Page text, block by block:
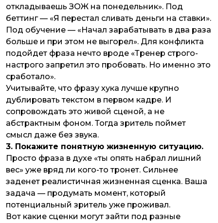
откладываешь ЗОЖ на понедельник». Под
беттинг — «Я перестал сливать деньги на ставки».
Под обучение — «Начал зарабатывать в два раза
больше и при этом не выгорел». Для конфликта
подойдет фраза нечто вроде «Тренер строго-
настрого запретил это пробовать. Но именно это
сработало».
Учитывайте, что фразу хука лучше крупно
дублировать текстом в первом кадре. И
сопровождать это живой сценой, а не
абстрактным фоном. Тогда зритель поймет
смысл даже без звука.
3. Покажите понятную жизненную ситуацию.
Просто фраза в духе «ты опять набрал лишний
вес» уже вряд ли кого-то тронет. Сильнее
заденет реалистичная жизненная сценка. Ваша
задача — продумать момент, который
потенциальный зритель уже проживал.
Вот какие сценки могут зайти под разные